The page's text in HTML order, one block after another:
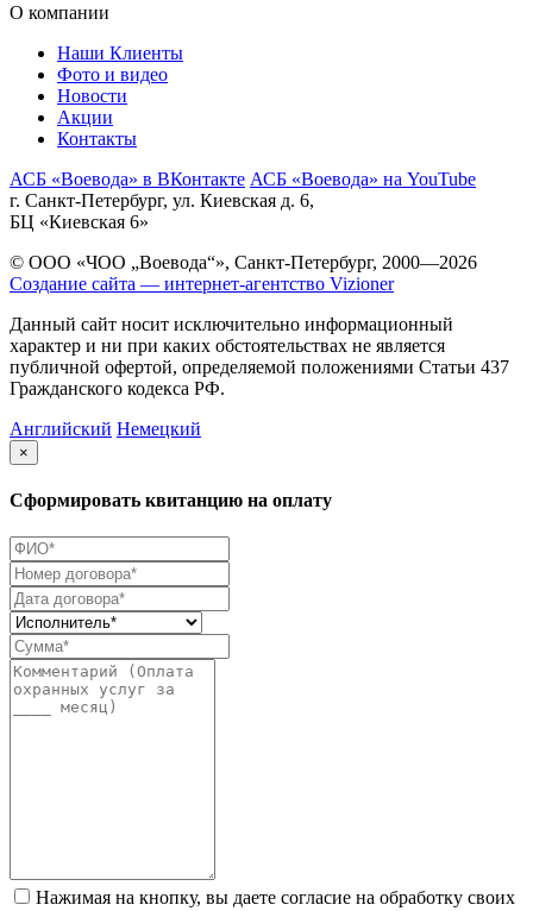
О компании
Наши Клиенты
Фото и видео
Новости
Акции
Контакты
АСБ «Воевода» в ВКонтакте АСБ «Воевода» на YouTube
г. Санкт-Петербург, ул. Киевская д. 6,
БЦ «Киевская 6»
© ООО «ЧОО „Воевода“», Санкт-Петербург, 2000—2026
Создание сайта — интернет-агентство Vizioner
Данный сайт носит исключительно информационный
характер и ни при каких обстоятельствах не является
публичной офертой, определяемой положениями Статьи 437
Гражданского кодекса РФ.
Английский Немецкий
×
Сформировать квитанцию на оплату
Нажимая на кнопку, вы даете согласие на обработку своих